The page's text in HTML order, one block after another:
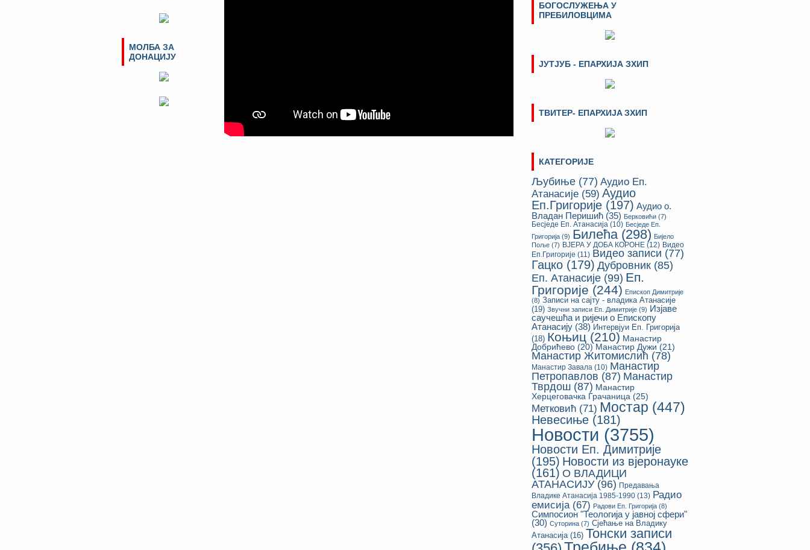
МОЛБА ЗА
ДОНАЦИЈУ
БОГОСЛУЖЕЊА У
ПРЕБИЛОВЦИМА
ЈУТЈУБ - ЕПАРХИЈА ЗХИП
ТВИТЕР- ЕПАРХИЈA ЗХИП
КАТЕГОРИЈЕ
Љубиње (77) Аудио Еп.
Атанасије (59) Аудио
Еп.Григорије (197) Аудио о.
Владан Перишић (35) Берковићи (7)
Бесједе Еп. Атанасија (10) Бесједе Еп.
Григорија (9) Билећа(298) Бијело
Поље (7) ВЈЕРА У ДОБА КОРОНЕ (12) Видео
Еп.Григорије (11) Видео записи (77)
Гацко (179) Дубровник (85)
Еп. Атанасије (99) Еп.
Григорије (244) Епископ Димитрије
(8) Записи на сајту - владика Атанасије
(19) Звучни записи Еп. Димитрије (9) Изјаве
саучешћа и ријечи о Епископу
Атанасију (38) Интервјуи Еп. Григорија
(18) Коњиц (210) Манастир
Добрићево (20) Манастир Дужи (21)
Манастир Житомислић (78)
Манастир Завала (10) Манастир
Петропавлов (87) Манастир
Тврдош (87) Манастир
Херцеговачка Грачаница (25)
Метковић (71) Мостар (447)
Невесиње (181)
Новости (3755)
Новости Еп. Димитрије
(195) Новости из вјеронауке
(161) О ВЛАДИЦИ
АТАНАСИЈУ(96) Предавања
Владике Атанасија 1985-1990 (13) Радио
емисија(67) Радови Еп. Григорија (8)
Симпосион "Теологија у јавној сфери"
(30) Суторина (7) Сјећање на Владику
Атанасија(16) Тонски записи